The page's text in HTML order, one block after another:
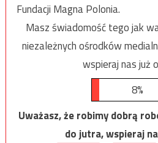
Fundacji Magna Polonia.
Masz świadomość tego jak
niezależnych ośrodków
wspieraj nas już
8%
Uważasz, że robimy dobrą
do jutra, wspieraj